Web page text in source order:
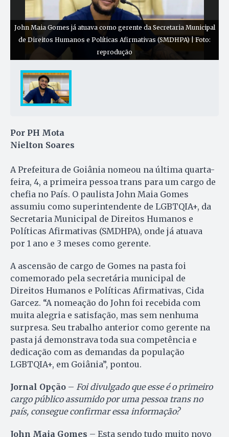
John Maia Gomes já atuava como gerente da Secretaria Municipal
de Direitos Humanos e Políticas Afirmativas (SMDHPA) | Foto:
reprodução
Por PH Mota
Nielton Soares
A Prefeitura de Goiânia nomeou na última quarta-
feira, 4, a primeira pessoa trans para um cargo de
chefia no País. O paulista John Maia Gomes
assumiu como superintendente de LGBTQIA+, da
Secretaria Municipal de Direitos Humanos e
Políticas Afirmativas (SMDHPA), onde já atuava
por 1 ano e 3 meses como gerente.
A ascensão de cargo de Gomes na pasta foi
comemorado pela secretária municipal de
Direitos Humanos e Políticas Afirmativas, Cida
Garcez. “A nomeação do John foi recebida com
muita alegria e satisfação, mas sem nenhuma
surpresa. Seu trabalho anterior como gerente na
pasta já demonstrava toda sua competência e
dedicação com as demandas da população
LGBTQIA+, em Goiânia”, pontou.
Jornal Opção – Foi divulgado que esse é o primeiro
cargo público assumido por uma pessoa trans no
país, consegue confirmar essa informação?
John Maia Gomes – Esta sendo tudo muito novo